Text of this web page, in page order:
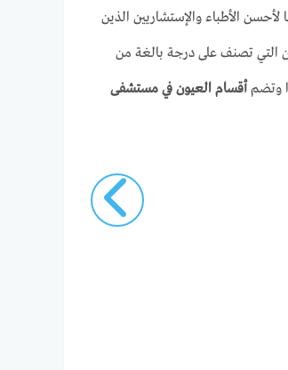
لأحسن الأطباء والإستشاريين الذين
التي تصنف على درجة بالغة من
وتضم أقسام العيون في مستشفى